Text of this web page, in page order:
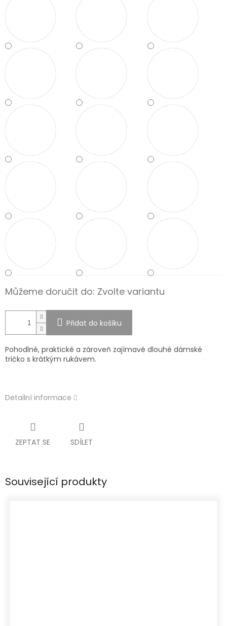
Můžeme doručit do: Zvolte variantu
Přidat do košíku
Pohodlné, praktické a zároveň zajímavé dlouhé dámské
tričko s krátkým rukávem.
Detailní informace
ZEPTAT SE SDÍLET
Související produkty